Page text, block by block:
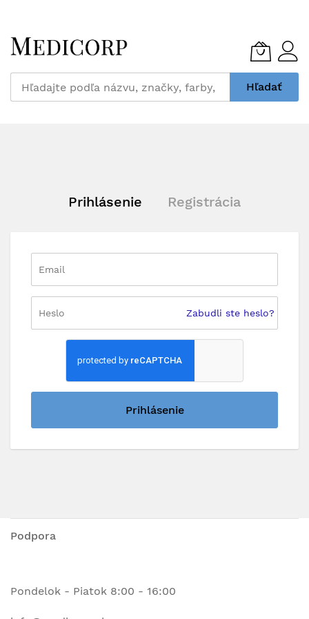
to
Content
Hľadať
Prihlásenie Registrácia
Zabudli ste heslo?
Prihlásenie
Podpora
Pondelok - Piatok 8:00 - 16:00